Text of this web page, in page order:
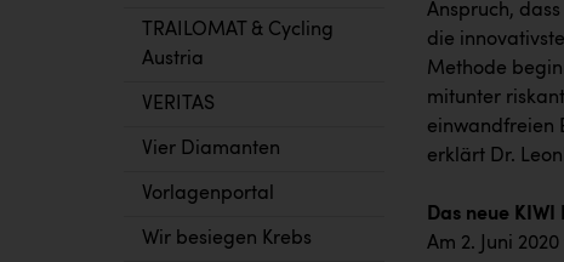
TRAILOMAT & Cycling
Austria
VERITAS
Vier Diamanten
Vorlagenportal
Wir besiegen Krebs
Anspruch,
die
Methode
mitunter
einwandfreien
erklärt Dr.
Das neue
Am 2. Juni